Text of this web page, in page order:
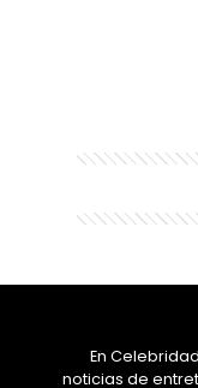
En
noticias de